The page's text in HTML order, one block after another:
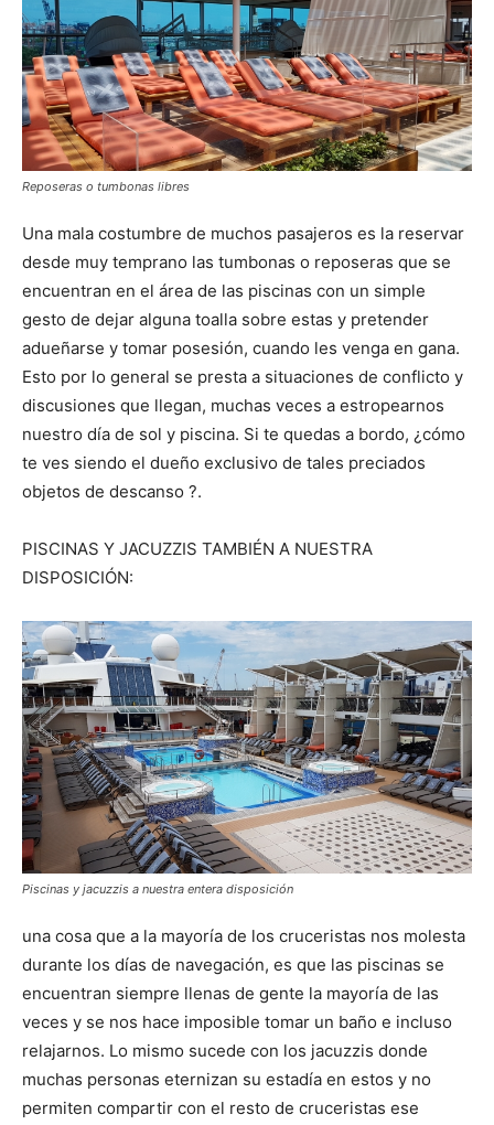
Reposeras o tumbonas libres
Una mala costumbre de muchos pasajeros es la reservar
desde muy temprano las tumbonas o reposeras que se
encuentran en el área de las piscinas con un simple
gesto de dejar alguna toalla sobre estas y pretender
adueñarse y tomar posesión, cuando les venga en gana.
Esto por lo general se presta a situaciones de conflicto y
discusiones que llegan, muchas veces a estropearnos
nuestro día de sol y piscina. Si te quedas a bordo, ¿cómo
te ves siendo el dueño exclusivo de tales preciados
objetos de descanso ?.
PISCINAS Y JACUZZIS TAMBIÉN A NUESTRA
DISPOSICIÓN:
Piscinas y jacuzzis a nuestra entera disposición
una cosa que a la mayoría de los cruceristas nos molesta
durante los días de navegación, es que las piscinas se
encuentran siempre llenas de gente la mayoría de las
veces y se nos hace imposible tomar un baño e incluso
relajarnos. Lo mismo sucede con los jacuzzis donde
muchas personas eternizan su estadía en estos y no
permiten compartir con el resto de cruceristas ese